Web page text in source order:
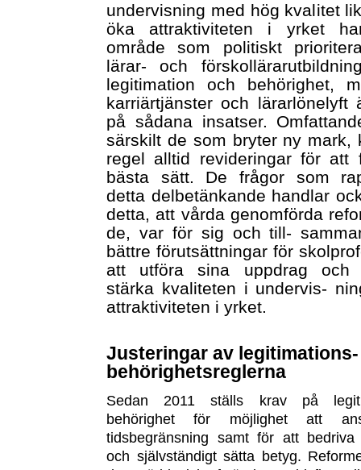
undervisning med hög kvalitet
öka attraktiviteten i yrket
område som politiskt
lärar- och
legitimation och behörighet,
karriärtjänster och lärarlönelyft
på sådana insatser.
särskilt de som bryter ny mark,
regel alltid revideringar för att
bästa sätt. De frågor som
detta delbetänkande handlar
detta, att vårda genomförda
de, var för sig och till-
bättre förutsättningar för
att utföra sina uppdrag och
stärka kvaliteten i undervis-
attraktiviteten i yrket.
Justeringar av
behörighetsreglerna
Sedan 2011 ställs krav på
behörighet för möjlighet att
tidsbegränsning samt för att bedriva
och självständigt sätta betyg.